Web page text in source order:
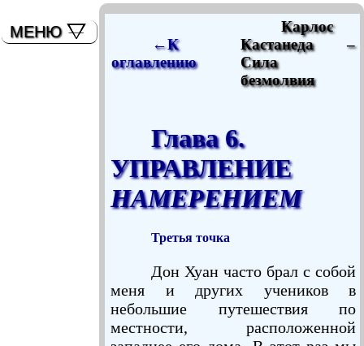
←К
оглавлению
Карлос
Кастанеда –
Сила
безмолвия
Глава 6.
УПРАВЛЕНИЕ
НАМЕРЕНИЕМ
Третья точка
Дон Хуан часто брал с собой
меня и других учеников в
небольшие путешествия по
местности, расположенной
МЕНЮ